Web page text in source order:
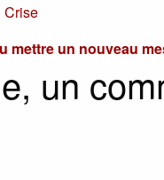
Crise
mettre un nouveau
un